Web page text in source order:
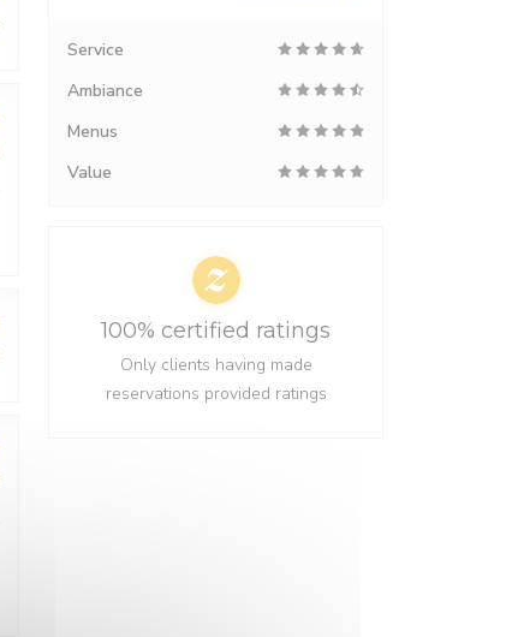
Service
Ambiance
Menus
Value
100% certified ratings
Only clients having made
reservations provided ratings